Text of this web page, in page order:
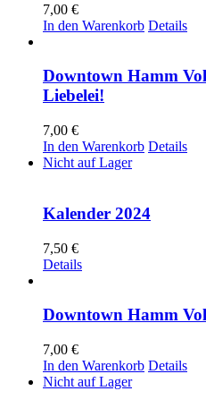
7,00 €
In den Warenkorb Details
Downtown Hamm
Liebelei!
7,00 €
In den Warenkorb Details
Nicht auf Lager
Kalender 2024
7,50 €
Details
Downtown Hamm
7,00 €
In den Warenkorb Details
Nicht auf Lager